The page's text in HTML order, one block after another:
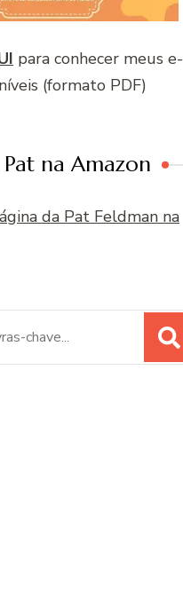
para conhecer meus e-
(formato PDF)
na Amazon
da Pat Feldman na